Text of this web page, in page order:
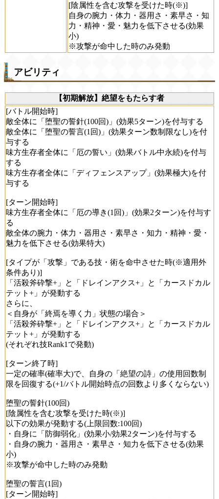
[陰属性を含む攻撃を受けた時(※)]
自身の腕力・体力・器用さ・素早さ・知
力・精神・愛・魅力を低下させる(効果
小)
※攻撃が命中した時のみ発動
アビリティ
【初期解放】絶望をもたらす者
[バトル開始時]
敵全体に「堕聖の誓針(100回)」(効果5ターン)を付与する
敵全体に「堕聖の誓言(1回)」(効果ターン数制限なし)を付
与する
味方生存者全体に「厄の誓い」(効果バトル中永続)を付与
する
味方生存者全体に「ディフェンスアップ」(効果極大)を付
与する
[ターン開始時]
味方生存者全体に「厄の導き(1回)」(効果2ターン)を付与す
る
敵全体の腕力・体力・器用さ・素早さ・知力・精神・愛・
魅力を低下させる(効果特大)
[タイプが「攻撃」である技・術を命中させた時(※適用外
条件あり)]
「活殺斧砕撃+」と「ドレインアクス+」と「カースドカル
テット+」が発動する
さらに、
＜自身が「終焉を導く力」状態の場合＞
「活殺斧砕撃+」と「ドレインアクス+」と「カースドカル
テット+」が発動する
(それぞれ技Rank1で発動)
[ターン終了時]
一定の確率(確率大)で、自身の「絶望の詩」の使用回数制
限を回復する(+1/バトル開始時点の回数より多くならない)
堕聖の誓針(100回)
[陰属性を含む攻撃を受けた時(※)]
以下の効果が発動する(上限回数:100回)
・自身に「防御弱化」(効果小/効果2ターン)を付与する
・自身の腕力・器用さ・素早さ・知力を低下させる(効果
小)
※攻撃が命中した時のみ発動
堕聖の誓言(1回)
[ターン開始時]